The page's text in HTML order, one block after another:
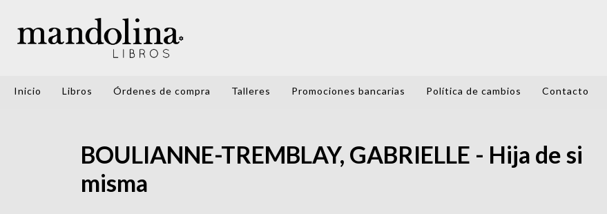
Inicio Libros Órdenes de compra Talleres Promociones bancarias Política de cambios Contacto
BOULIANNE-TREMBLAY, GABRIELLE - Hija de si
misma